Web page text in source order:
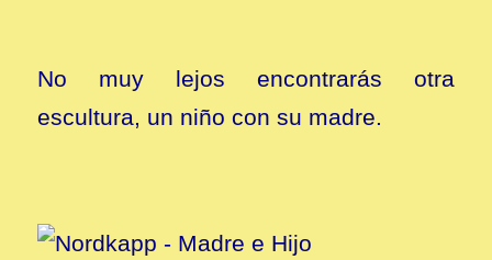
No muy lejos encontrarás otra
escultura, un niño con su madre.